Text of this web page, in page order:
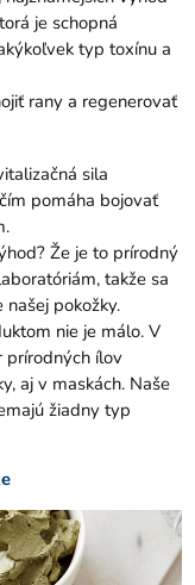
je schopná
typ toxínu a
rany a regenerovať
sila
pomáha bojovať
Že je to prírodný
takže sa
pokožky.
nie je málo. V
prírodných ílov
aj v maskách. Naše
žiadny typ